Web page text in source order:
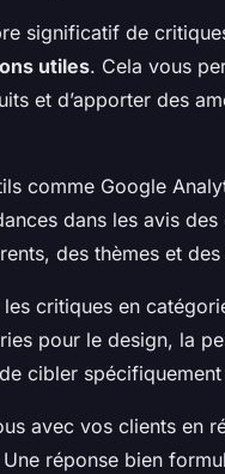
significatif de
utiles. Cela vous
et d’apporter des
comme Google
dans les avis
des thèmes et des
critiques en
pour le design, la
cibler
avec vos clients en
réponse bien